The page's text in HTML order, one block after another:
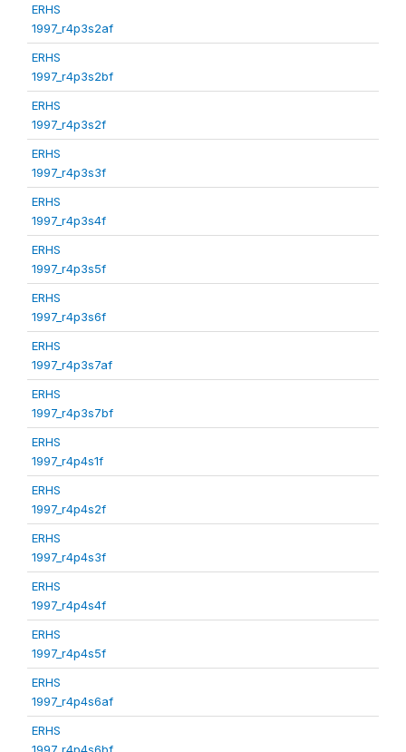
ERHS
1997_r4p3s2af
ERHS
1997_r4p3s2bf
ERHS
1997_r4p3s2f
ERHS
1997_r4p3s3f
ERHS
1997_r4p3s4f
ERHS
1997_r4p3s5f
ERHS
1997_r4p3s6f
ERHS
1997_r4p3s7af
ERHS
1997_r4p3s7bf
ERHS
1997_r4p4s1f
ERHS
1997_r4p4s2f
ERHS
1997_r4p4s3f
ERHS
1997_r4p4s4f
ERHS
1997_r4p4s5f
ERHS
1997_r4p4s6af
ERHS
1997_r4p4s6bf